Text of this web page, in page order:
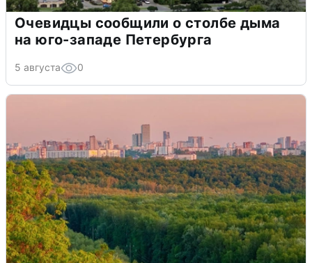
Очевидцы сообщили о столбе дыма
на юго-западе Петербурга
5 августа 0